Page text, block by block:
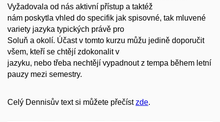
Vyžadovala od nás aktivní přístup a taktéž
nám poskytla vhled do specifik jak spisovné, tak mluvené
variety jazyka typických právě pro
Soluň a okolí. Účast v tomto kurzu můžu jedině doporučit
všem, kteří se chtějí zdokonalit v
jazyku, nebo třeba nechtějí vypadnout z tempa během letní
pauzy mezi semestry.
Celý Dennisův text si můžete přečístzde.